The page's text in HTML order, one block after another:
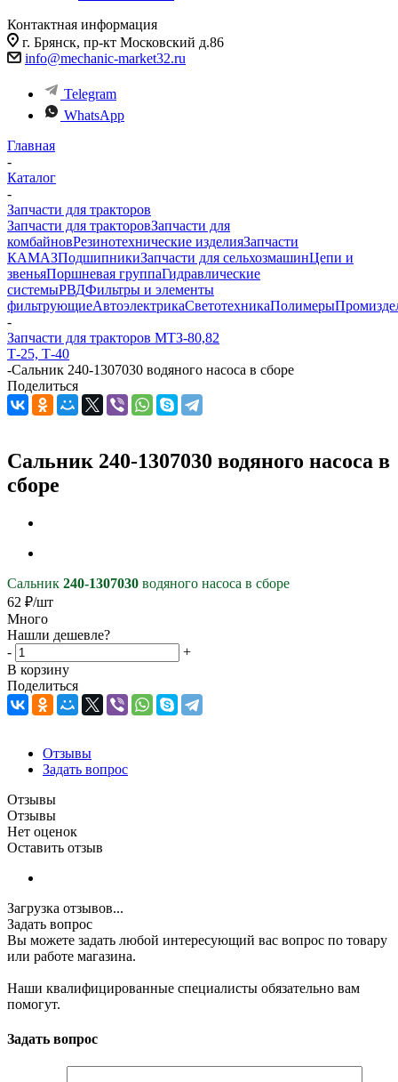
Контактная информация
г. Брянск, пр-кт Московский д.86
info@mechanic-market32.ru
Telegram
WhatsApp
Главная
-
Каталог
-
Запчасти для тракторов
Запчасти для тракторовЗапчасти для
комбайновРезинотехнические изделияЗапчасти
КАМАЗПодшипникиЗапчасти для сельхозмашинЦепи и
звеньяПоршневая группаГидравлические
системыРВДФильтры и элементы
фильтрующиеАвтоэлектрикаСветотехникаПолимеры
-
Запчасти для тракторов МТЗ-80,82
Т-25, Т-40
-Сальник 240-1307030 водяного насоса в сборе
Поделиться
Сальник 240-1307030 водяного насоса в
сборе
Сальник 240-1307030 водяного насоса в сборе
62 ₽/шт
Много
Нашли дешевле?
-
+
В корзину
Поделиться
Отзывы
Задать вопрос
Отзывы
Отзывы
Нет оценок
Оставить отзыв
Загрузка отзывов...
Задать вопрос
Вы можете задать любой интересующий вас вопрос по товару
или работе магазина.
Наши квалифицированные специалисты обязательно вам
помогут.
Задать вопрос